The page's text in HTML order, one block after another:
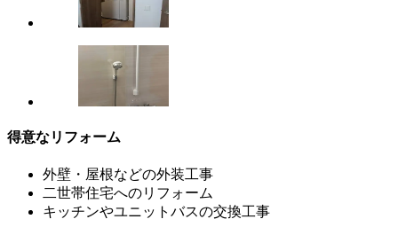
得意なリフォーム
外壁・屋根などの外装工事
二世帯住宅へのリフォーム
キッチンやユニットバスの交換工事